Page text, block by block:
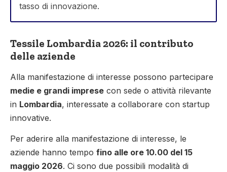
tasso di innovazione.
Tessile Lombardia 2026: il contributo
delle aziende
Alla manifestazione di interesse possono partecipare
medie e grandi imprese con sede o attività rilevante
in Lombardia, interessate a collaborare con startup
innovative.
Per aderire alla manifestazione di interesse, le
aziende hanno tempo fino alle ore 10.00 del 15
maggio 2026. Ci sono due possibili modalità di